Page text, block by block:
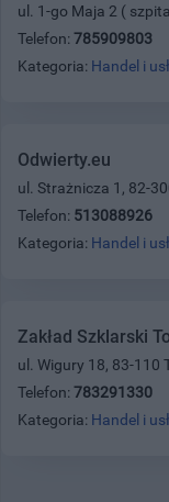
ul. 1-go Maja 2 (
Telefon: 785909803
Kategoria: Handel i
Odwierty.eu
ul. Strażnicza 1, 82-
Telefon: 513088926
Kategoria: Handel i
Zakład Szklarski
ul. Wigury 18, 83-110
Telefon: 783291330
Kategoria: Handel i